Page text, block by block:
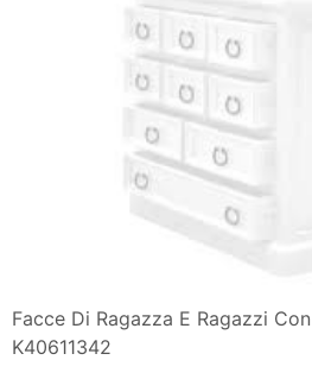
Facce Di Ragazza E Ragazzi
K40611342